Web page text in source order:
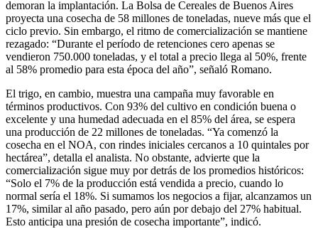
demoran la implantación. La Bolsa de Cereales de Buenos Aires
proyecta una cosecha de 58 millones de toneladas, nueve más que el
ciclo previo. Sin embargo, el ritmo de comercialización se mantiene
rezagado: “Durante el período de retenciones cero apenas se
vendieron 750.000 toneladas, y el total a precio llega al 50%, frente
al 58% promedio para esta época del año”, señaló Romano.
El trigo, en cambio, muestra una campaña muy favorable en
términos productivos. Con 93% del cultivo en condición buena o
excelente y una humedad adecuada en el 85% del área, se espera
una producción de 22 millones de toneladas. “Ya comenzó la
cosecha en el NOA, con rindes iniciales cercanos a 10 quintales por
hectárea”, detalla el analista. No obstante, advierte que la
comercialización sigue muy por detrás de los promedios históricos:
“Solo el 7% de la producción está vendida a precio, cuando lo
normal sería el 18%. Si sumamos los negocios a fijar, alcanzamos un
17%, similar al año pasado, pero aún por debajo del 27% habitual.
Esto anticipa una presión de cosecha importante”, indicó.